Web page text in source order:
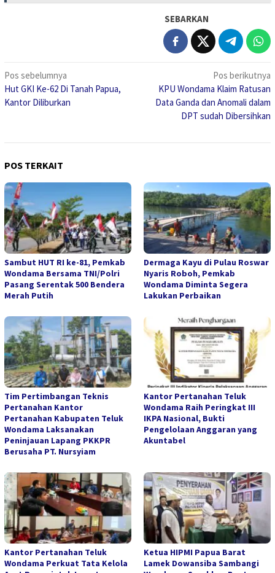
SEBARKAN
Navigasi
pos
Pos sebelumnya
Hut GKI Ke-62 Di Tanah Papua,
Kantor Diliburkan
Pos berikutnya
KPU Wondama Klaim Ratusan
Data Ganda dan Anomali dalam
DPT sudah Dibersihkan
POS TERKAIT
Sambut HUT RI ke-81, Pemkab
Wondama Bersama TNI/Polri
Pasang Serentak 500 Bendera
Merah Putih
Dermaga Kayu di Pulau Roswar
Nyaris Roboh, Pemkab
Wondama Diminta Segera
Lakukan Perbaikan
Tim Pertimbangan Teknis
Pertanahan Kantor
Pertanahan Kabupaten Teluk
Wondama Laksanakan
Peninjauan Lapang PKKPR
Berusaha PT. Nursyiam
Kantor Pertanahan Teluk
Wondama Raih Peringkat III
IKPA Nasional, Bukti
Pengelolaan Anggaran yang
Akuntabel
Kantor Pertanahan Teluk
Wondama Perkuat Tata Kelola
Ketua HIPMI Papua Barat
Lamek Dowansiba Sambangi